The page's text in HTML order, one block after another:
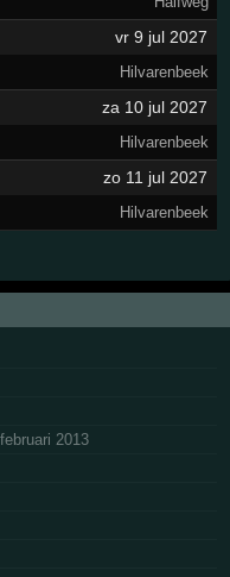
vr 9 jul 2027
Hilvarenbeek
za 10 jul 2027
Hilvarenbeek
zo 11 jul 2027
Hilvarenbeek
2013